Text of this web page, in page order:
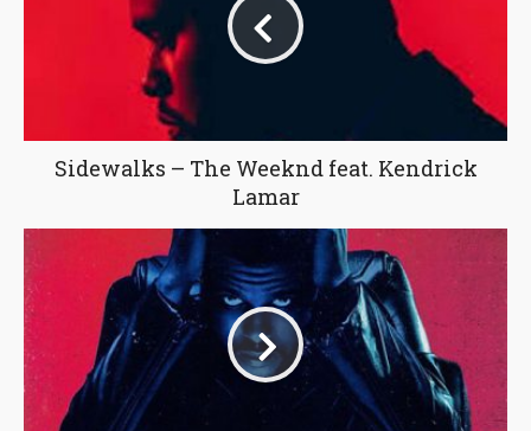
Sidewalks – The Weeknd feat. Kendrick
Lamar